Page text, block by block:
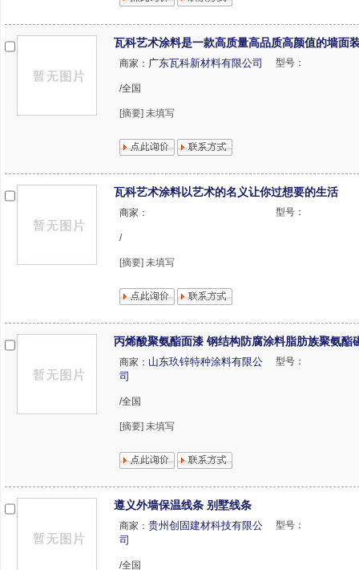
瓦科艺术涂料是一款高质量高品质高颜值的墙面
商家： 广东瓦科新材料有限公司 型号：
/全国
[摘要] 未填写
瓦科艺术涂料以艺术的名义让你过想要的生活
商家： 型号：
/
[摘要] 未填写
丙烯酸聚氨酯面漆 钢结构防腐涂料脂肪族聚氨酯
商家： 山东玖锌特种涂料有限公
司
型号：
/全国
[摘要] 未填写
遵义外墙保温线条 别墅线条
商家： 贵州创固建材科技有限公
司
型号：
/全国